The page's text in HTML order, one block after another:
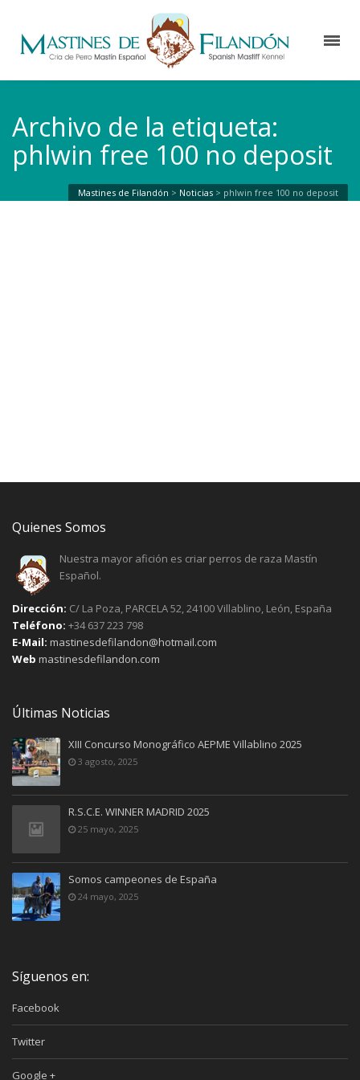
Archivo de la etiqueta:
phlwin free 100 no deposit
Mastines de Filandón > Noticias > phlwin free 100 no deposit
Quienes Somos
Nuestra mayor afición es criar perros de raza Mastín
Español.
Dirección: C/ La Poza, PARCELA 52, 24100 Villablino, León, España
Teléfono: +34 637 223 798
E-Mail: mastinesdefilandon@hotmail.com
Web mastinesdefilandon.com
Últimas Noticias
XIII Concurso Monográfico AEPME Villablino 2025
3 agosto, 2025
R.S.C.E. WINNER MADRID 2025
25 mayo, 2025
Somos campeones de España
24 mayo, 2025
Síguenos en:
Facebook
Twitter
Google +